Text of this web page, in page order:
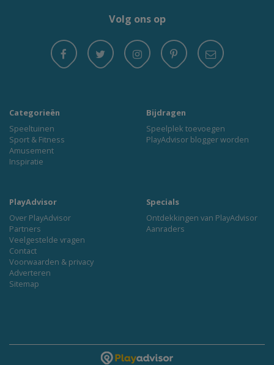
Volg ons op
Categorieën
Speeltuinen
Sport & Fitness
Amusement
Inspiratie
Bijdragen
Speelplek toevoegen
PlayAdvisor blogger worden
PlayAdvisor
Over PlayAdvisor
Partners
Veelgestelde vragen
Contact
Voorwaarden & privacy
Adverteren
Sitemap
Specials
Ontdekkingen van PlayAdvisor
Aanraders